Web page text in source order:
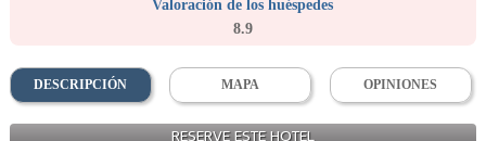
Valoración de los huéspedes
8.9
DESCRIPCIÓN MAPA OPINIONES
RESERVE ESTE HOTEL